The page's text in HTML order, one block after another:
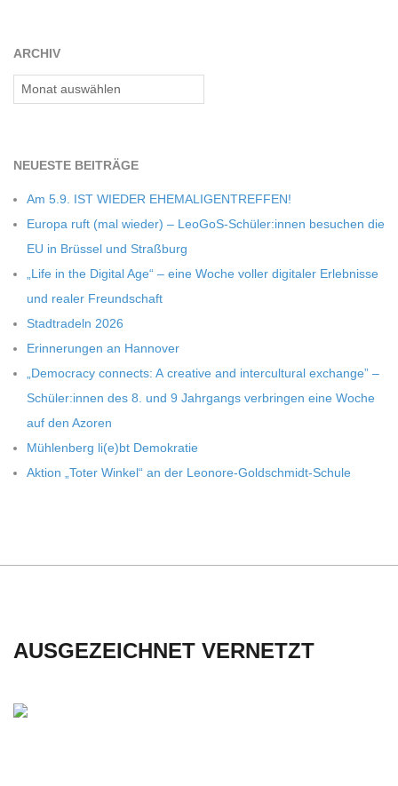
H
M
I
D
T
-
S
C
H
ARCHIV
Archiv
NEU­ESTE BEITRÄGE
Am 5.9. IST WIEDER EHEMALIGENTREFFEN!
Europa ruft (mal wie­der) – LeoGoS-Schüler:innen besu­chen die
EU in Brüs­sel und Straßburg
„Life in the Digi­tal Age“ – eine Woche vol­ler digi­ta­ler Erleb­nisse
und rea­ler Freundschaft
Stadt­ra­deln 2026
Erin­ne­run­gen an Hannover
„Demo­cracy con­nects: A crea­tive and inter­cul­tu­ral exch­ange” –
Schüler:innen des 8. und 9 Jahr­gangs ver­brin­gen eine Woche
auf den Azoren
Müh­len­berg li(e)bt Demokratie
Aktion „Toter Win­kel“ an der Leonore-Goldschmidt-Schule
AUSGEZEICHNET VERNETZT